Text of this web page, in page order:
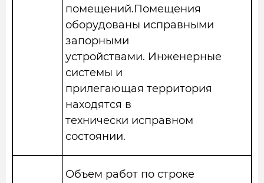
помещений.Помещения
оборудованы исправными
запорными
устройствами. Инженерные
системы и
прилегающая территория
находятся в
технически исправном
состоянии.
Объем работ по строке